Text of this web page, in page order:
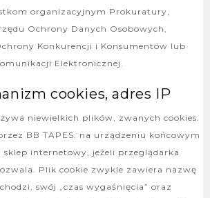
organizacyjnym Prokuratury,
Ochrony Danych Osobowych,
Konkurencji i Konsumentów lub
Elektronicznej.
cookies, adres IP
niewielkich plików, zwanych cookies.
BB TAPES. na urządzeniu końcowym
sklep internetowy, jeżeli przeglądarka
Plik cookie zwykle zawiera nazwę
swój „czas wygaśnięcia” oraz